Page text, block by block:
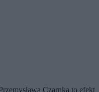
Czarnka to efekt